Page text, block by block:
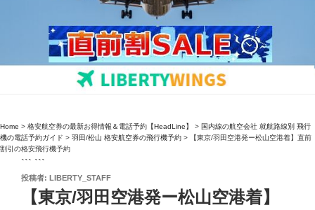
Home > 格安航空券の最新お得情報＆電話予約【HeadLine】 > 国内線の航空会社 就航路線別 飛行
機の電話予約ガイド > 羽田/松山 格安航空券の飛行機予約 >
【東京/羽田空港発ー松山空港着】直前
割引の格安飛行機予約
``` ```
投
投稿者: LIBERTY_STAFF
【東京/羽田空港発ー松山空港着】